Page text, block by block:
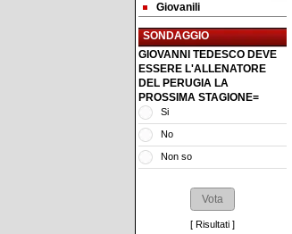
Giovanili
SONDAGGIO
GIOVANNI TEDESCO DEVE
ESSERE L'ALLENATORE
DEL PERUGIA LA
PROSSIMA STAGIONE=
Si
No
Non so
[ Risultati ]